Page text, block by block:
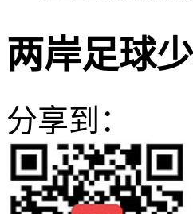
两岸足球
分享到：